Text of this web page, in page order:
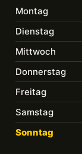
Montag
Dienstag
Mittwoch
Donnerstag
Freitag
Samstag
Sonntag